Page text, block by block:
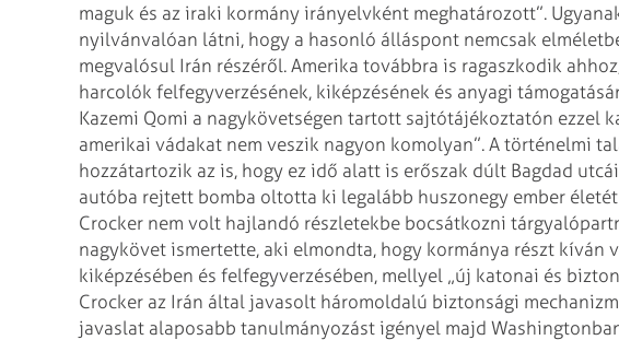
maguk és az iraki kormány irányelvként meghatározott”.
nyilvánvalóan látni, hogy a hasonló álláspont nemcsak
megvalósul Irán részéről. Amerika továbbra is ragaszkodik
harcolók felfegyverzésének, kiképzésének és anyagi
Kazemi Qomi a nagykövetségen tartott sajtótájékoztatón ezzel
amerikai vádakat nem veszik nagyon komolyan”. A történelmi
hozzátartozik az is, hogy ez idő alatt is erőszak dúlt Bagdad
autóba rejtett bomba oltotta ki legalább huszonegy ember
Crocker nem volt hajlandó részletekbe bocsátkozni
nagykövet ismertette, aki elmondta, hogy kormánya részt kíván
kiképzésében és felfegyverzésében, mellyel „új katonai és
Crocker az Irán által javasolt háromoldalú biztonsági
javaslat alaposabb tanulmányozást igényel majd